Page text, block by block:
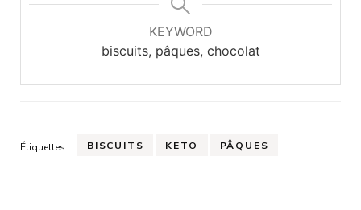
KEYWORD
biscuits, pâques, chocolat
Étiquettes : BISCUITS KETO PÂQUES